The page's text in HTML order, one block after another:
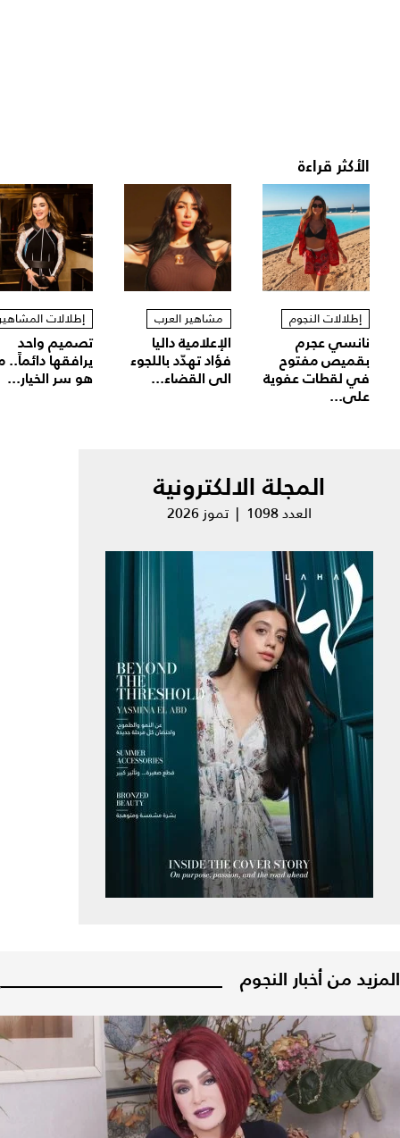
الأكثر قراءة
إطلالات النجوم
نانسي عجرم
بقميص مفتوح
في لقطات عفوية
على...
مشاهير العرب
الإعلامية داليا
فؤاد تهدّد باللجوء
الى القضاء...
إطلالات
تصميم واحد
يرافقها دائماً..
هو سر الخيار...
المجلة الالكترونية
العدد 1098 | تموز 2026
المزيد من أخبار النجوم